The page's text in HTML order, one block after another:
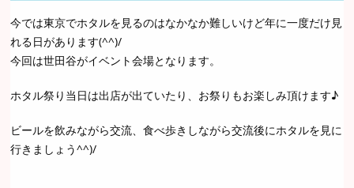
今では東京でホタルを見るのはなかなか難しいけど年に一度だけ見
れる日があります(^^)/
今回は世田谷がイベント会場となります。
ホタル祭り当日は出店が出ていたり、お祭りもお楽しみ頂けます♪
ビールを飲みながら交流、食べ歩きしながら交流後にホタルを見に
行きましょう^^)/